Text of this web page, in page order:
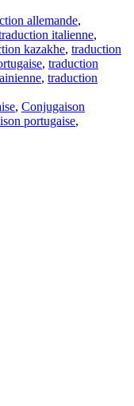
allemande,
italienne,
kazakhe, traduction
, traduction
, traduction
, Conjugaison
portugaise,